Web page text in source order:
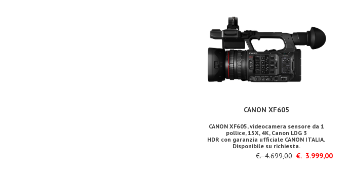
CANON XF605
CANON XF605, videocamera sensore da 1
pollice, 15X, 4K, Canon LOG 3
HDR con garanzia ufficiale CANON ITALIA.
Disponibile su richiesta.
€. 4.699,00€. 3.999,00